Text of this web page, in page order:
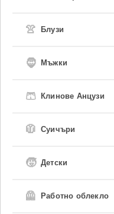
👚 Блузи
🧔 Мъжки
🩳 Клинове Анцузи
🧥 Суичъри
🧒 Детски
🦺 Работно облекло